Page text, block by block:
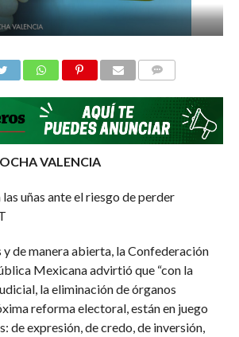
VALENCIA
uñas ante el riesgo de perder
y de manera abierta, la Confederación
Mexicana advirtió que “con la
la eliminación de órganos
reforma electoral, están en juego
de expresión, de credo, de inversión,